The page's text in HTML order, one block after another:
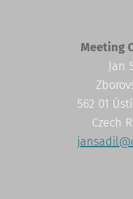
Meeting
Jan
562 01
Czech